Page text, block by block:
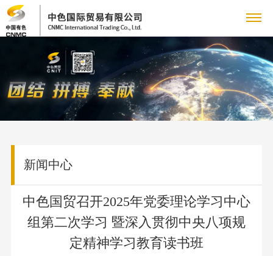
关
于
业
致
辞
管
理
新
企
业
团
闻
国
业
务
采
购
作
工
团
资
源
人
才
队
伍
专
题
专
联
系
信
新闻中心
中色国贸召开2025年党委理论学习中心
组第二次学习 暨深入贯彻中央八项规
定精神学习教育读书班